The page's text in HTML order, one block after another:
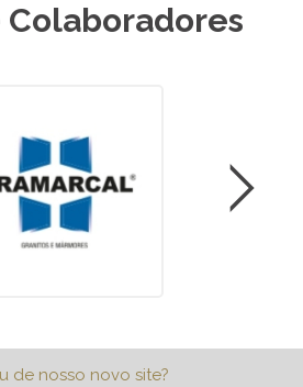
Colaboradores
de nosso novo site?